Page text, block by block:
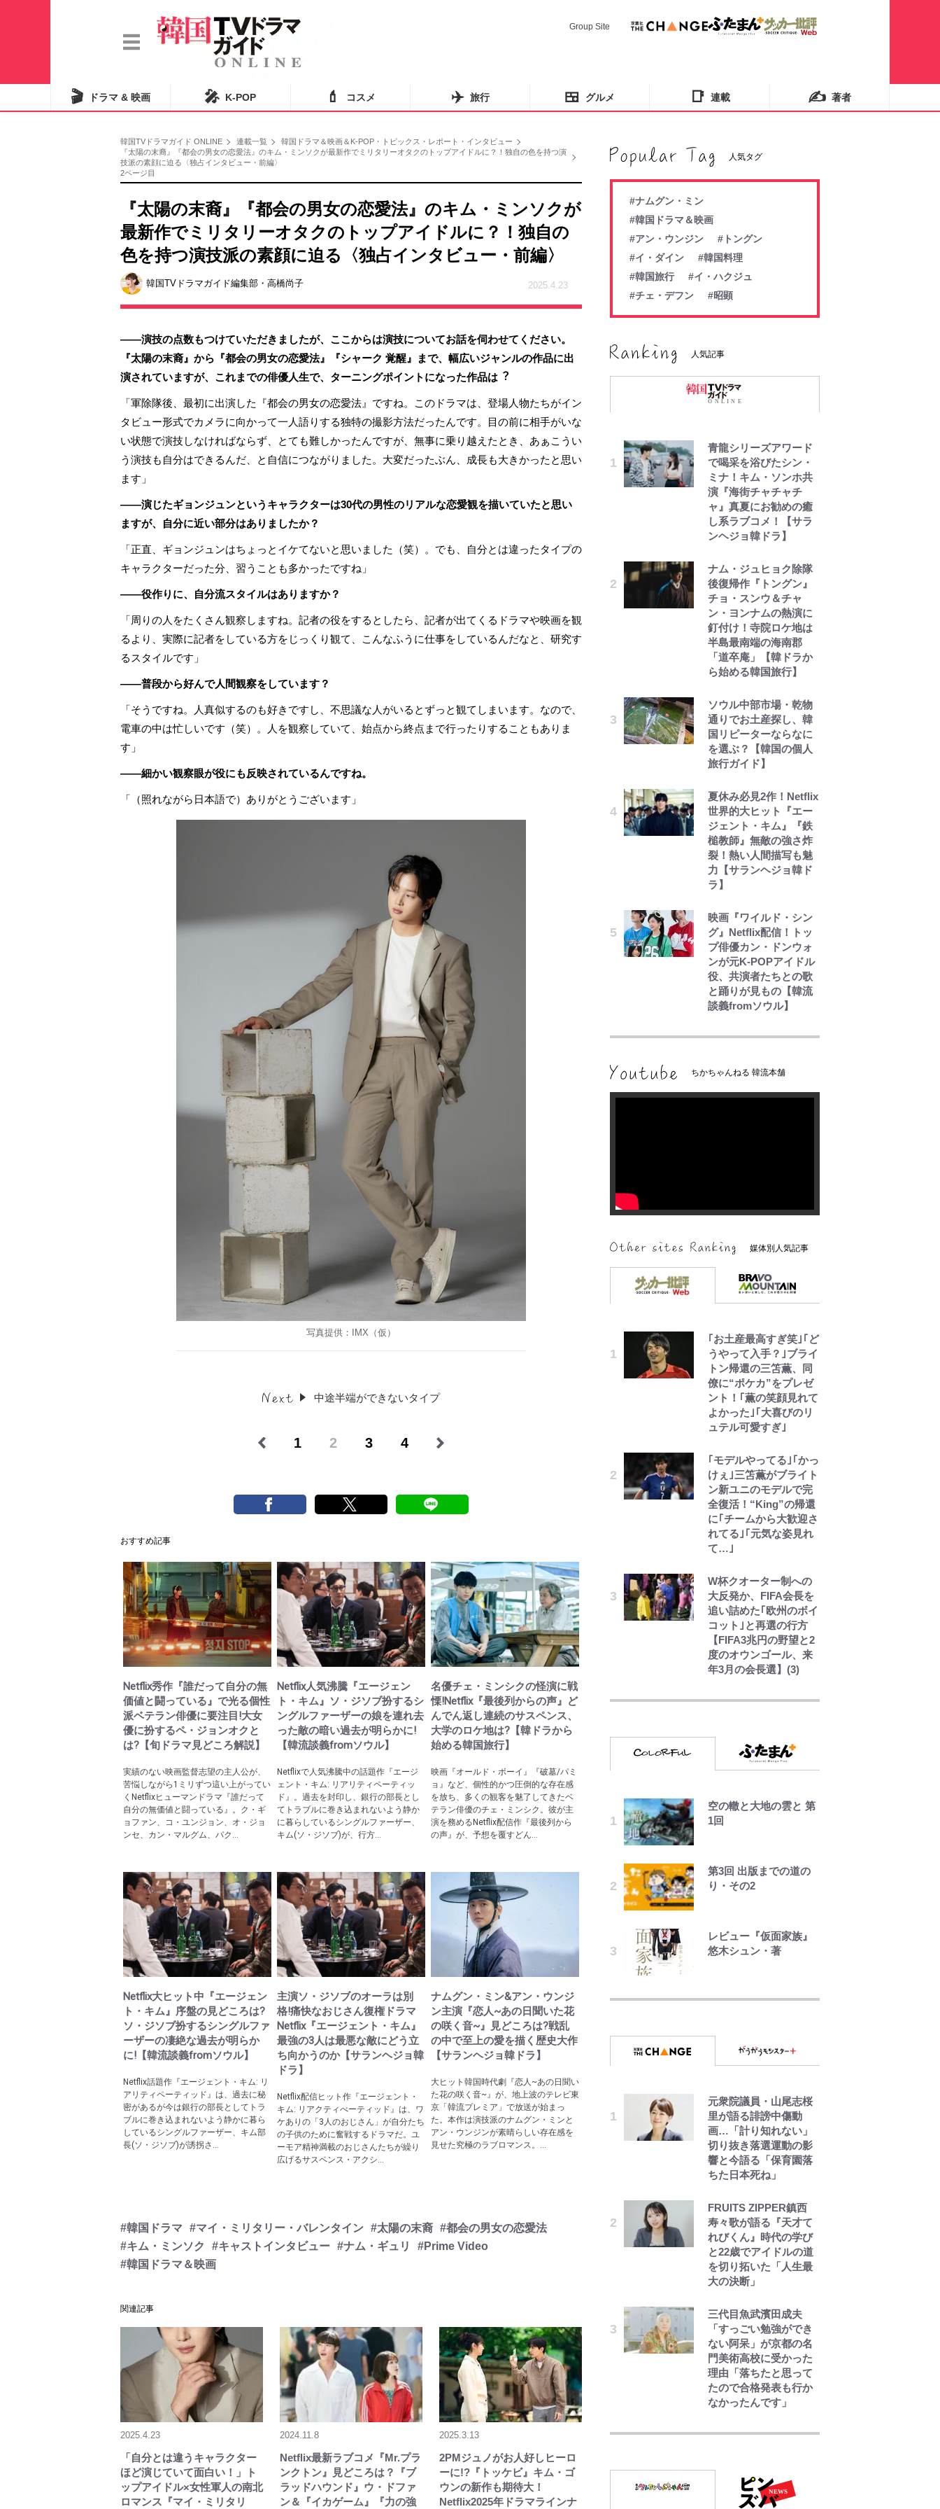
Group Site
🎬 ドラマ & 映画 🎤 K-POP 💄 コスメ ✈️ 旅行 🍱 グルメ 📑 連載 ✍️ 著者
韓国TVドラマガイド ONLINE 連載一覧
韓国ドラマ＆映画＆K-POP・トピックス・レポート・インタビュー
『太陽の末裔』『都会の男女の恋愛法』のキム・ミンソクが最新作でミリタリーオタクのトップアイドルに？！独自の色を持つ演
技派の素顔に迫る〈独占インタビュー・前編〉
2ページ目
『太陽の末裔』『都会の男女の恋愛法』のキム・ミンソクが
最新作でミリタリーオタクのトップアイドルに？！独自の
色を持つ演技派の素顔に迫る〈独占インタビュー・前編〉
韓国TVドラマガイド編集部・高橋尚子 2025.4.23
――演技の点数もつけていただきましたが、ここからは演技についてお話を伺わせてください。
『太陽の末裔』から『都会の男女の恋愛法』『シャーク 覚醒』まで、幅広いジャンルの作品に出
演されていますが、これまでの俳優⼈⽣で、ターニングポイントになった作品は ︖
「軍除隊後、最初に出演した『都会の男女の恋愛法』ですね。このドラマは、登場人物たちがイン
タビュー形式でカメラに向かって一人語りする独特の撮影方法だったんです。目の前に相手がいな
い状態で演技しなければならず、とても難しかったんですが、無事に乗り越えたとき、あぁこうい
う演技も自分はできるんだ、と自信につながりました。大変だったぶん、成長も大きかったと思い
ます」
――演じたギョンジュンというキャラクターは30代の男性のリアルな恋愛観を描いていたと思い
ますが、自分に近い部分はありましたか？
「正直、ギョンジュンはちょっとイケてないと思いました（笑）。でも、自分とは違ったタイプの
キャラクターだった分、習うことも多かったですね」
――役作りに、⾃分流スタイルはありますか？
「周りの人をたくさん観察しますね。記者の役をするとしたら、記者が出てくるドラマや映画を観
るより、実際に記者をしている方をじっくり観て、こんなふうに仕事をしているんだなと、研究す
るスタイルです」
――普段から好んで人間観察をしています？
「そうですね。人真似するのも好きですし、不思議な人がいるとずっと観てしまいます。なので、
電車の中は忙しいです（笑）。人を観察していて、始点から終点まで行ったりすることもありま
す」
――細かい観察眼が役にも反映されているんですね。
「（照れながら日本語で）ありがとうございます」
写真提供：IMX（仮）
中途半端ができないタイプ
1 2 3 4
おすすめ記事
Netflix秀作『誰だって自分の無
価値と闘っている』で光る個性
派ベテラン俳優に要注目!大女
優に扮するペ・ジョンオクと
は?【旬ドラマ見どころ解説】
実績のない映画監督志望の主人公が、
苦悩しながら1ミリずつ這い上がってい
くNetflixヒューマンドラマ『誰だって
自分の無価値と闘っている』。ク・ギ
ョファン、コ・ユンジョン、オ・ジョ
ンセ、カン・マルグム、パク...
Netflix人気沸騰『エージェン
ト・キム』ソ・ジソブ扮するシ
ングルファーザーの娘を連れ去
った敵の暗い過去が明らかに!
【韓流談義fromソウル】
Netflixで人気沸騰中の話題作『エージ
ェント・キム: リアリティペーティッ
ド』。過去を封印し、銀行の部長とし
てトラブルに巻き込まれないよう静か
に暮らしているシングルファーザー、
キム(ソ・ジソブ)が、行方...
名優チェ・ミンシクの怪演に戦
慄!Netflix『最後列からの声』ど
んでん返し連続のサスペンス、
大学のロケ地は?【韓ドラから
始める韓国旅行】
映画『オールド・ボーイ』『破墓/パミ
ョ』など、個性的かつ圧倒的な存在感
を放ち、多くの観客を魅了してきたベ
テラン俳優のチェ・ミンシク。彼が主
演を務めるNetflix配信作『最後列から
の声』が、予想を覆すどん...
Netflix大ヒット中『エージェン
ト・キム』序盤の見どころは?
ソ・ジソブ扮するシングルファ
ーザーの凄絶な過去が明らか
に!【韓流談義fromソウル】
Netflix話題作『エージェント・キム: リ
アリティペーティッド』は、過去に秘
密があるが今は銀行の部長としてトラ
ブルに巻き込まれないよう静かに暮ら
しているシングルファーザー、キム部
長(ソ・ジソブ)が誘拐さ...
主演ソ・ジソブのオーラは別
格!痛快なおじさん復権ドラマ
Netflix『エージェント・キム』
最強の3人は最悪な敵にどう立
ち向かうのか【サランヘジョ韓
ドラ】
Netflix配信ヒット作『エージェント・
キム: リアクティべーティッド』は、ワ
ケありの「3人のおじさん」が自分たち
の子供のために奮戦するドラマだ。ユ
ーモア精神満載のおじさんたちが繰り
広げるサスペンス・アクシ...
ナムグン・ミン&アン・ウンジ
ン主演『恋人~あの日聞いた花
の咲く音~』見どころは?戦乱
の中で至上の愛を描く歴史大作
【サランヘジョ韓ドラ】
大ヒット韓国時代劇『恋人~あの日聞い
た花の咲く音~』が、地上波のテレビ東
京「韓流プレミア」で放送が始まっ
た。本作は演技派のナムグン・ミンと
アン・ウンジンが素晴らしい存在感を
見せた究極のラブロマンス。...
#韓国ドラマ #マイ・ミリタリー・バレンタイン #太陽の末裔 #都会の男女の恋愛法
#キム・ミンソク
#キャストインタビュー #ナム・ギュリ
#Prime Video
#韓国ドラマ＆映画
関連記事
2025.4.23
「自分とは違うキャラクター
ほど演じていて面白い！」ト
ップアイドル×女性軍人の南北
ロマンス『マイ・ミリタリ
2024.11.8
Netflix最新ラブコメ『Mr.プラ
ンクトン』見どころは？『ブ
ラッドハウンド』ウ・ドファ
ン＆『イカゲーム』『力の強
2025.3.13
2PMジュノがお人好しヒーロ
ーに!?『トッケビ』キム・ゴ
ウンの新作も期待大！
Netflix2025年ドラマラインナ
人気タグ
#ナムグン・ミン
#韓国ドラマ＆映画
#アン・ウンジン
#トングン
#イ・ダイン
#韓国料理
#韓国旅行
#イ・ハクジュ
#チェ・デフン
#昭顕
人気記事
青龍シリーズアワード
で喝采を浴びたシン・
ミナ！キム・ソンホ共
演『海街チャチャチ
ャ』真夏にお勧めの癒
し系ラブコメ！【サラ
ンヘジョ韓ドラ】
ナム・ジュヒョク除隊
後復帰作『トングン』
チョ・スンウ＆チャ
ン・ヨンナムの熱演に
釘付け！寺院ロケ地は
半島最南端の海南郡
「道卒庵」【韓ドラか
ら始める韓国旅行】
ソウル中部市場・乾物
通りでお土産探し、韓
国リピーターならなに
を選ぶ？【韓国の個人
旅行ガイド】
夏休み必見2作！Netflix
世界的大ヒット『エー
ジェント・キム』『鉄
槌教師』無敵の強さ炸
裂！熱い人間描写も魅
力【サランヘジョ韓ド
ラ】
映画『ワイルド・シン
グ』Netflix配信！トッ
プ俳優カン・ドンウォ
ンが元K-POPアイドル
役、共演者たちとの歌
と踊りが見もの【韓流
談義fromソウル】
ちかちゃんねる 韓流本舗
媒体別人気記事
｢お土産最高すぎ笑｣｢ど
うやって入手？｣ブライ
トン帰還の三笘薫、同
僚に“ポケカ”をプレゼ
ント！｢薫の笑顔見れて
よかった｣｢大喜びのリ
ュテル可愛すぎ｣
｢モデルやってる｣｢かっ
けぇ｣三笘薫がブライト
ン新ユニのモデルで完
全復活！“King”の帰還
に｢チームから大歓迎さ
れてる｣｢元気な姿見れ
て…｣
W杯クオーター制への
大反発か、FIFA会長を
追い詰めた｢欧州のボイ
コット｣と再選の行方
【FIFA3兆円の野望と2
度のオウンゴール、来
年3月の会長選】(3)
る」魚だった！ ルアー
ジナリティ＆おもしろ
さを知る
「キャンプツーリン
グ」での「NGパッキン
序や位置」積載のコツ
とは？「実体験レポ」
ど……」 グラベルバイ
クで暑さに負けそうな
振り返る50代の夏 長
空の轍と大地の雲と 第
1回
第3回 出版までの道の
り・その2
レビュー『仮面家族』
悠木シュン・著
記憶に残る「恐怖キャ
ヤバイ…」
ガンダムZZ』いまだ語
り継がれる「伝説のト
ンデモシーン」 「Zザ
ク」に「謎の光」も…
「BOSS×ポケモン30周
新商品「歴戦の微糖」
や図鑑缶登場にファン
歓喜「見つけたら即購
入！」
元衆院議員・山尾志桜
里が語る誹謗中傷動
画…「計り知れない」
切り抜き落選運動の影
響と今語る「保育園落
ちた日本死ね」
FRUITS ZIPPER鎮西
寿々歌が語る『天才て
れびくん』時代の学び
と22歳でアイドルの道
を切り拓いた「人生最
大の決断」
三代目魚武濱田成夫
「すっごい勉強ができ
ない阿呆」が京都の名
門美術高校に受かった
理由「落ちたと思って
たので合格発表も行か
なかったんです」
に妊娠しました~詰んだ
です~ 第1話